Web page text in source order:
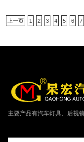
上一页 1 2 3 4 5 6 7
主要产品有汽车灯具、后视